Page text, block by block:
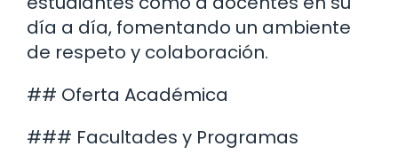
día a día, fomentando un ambiente
de respeto y colaboración.
## Oferta Académica
### Facultades y Programas